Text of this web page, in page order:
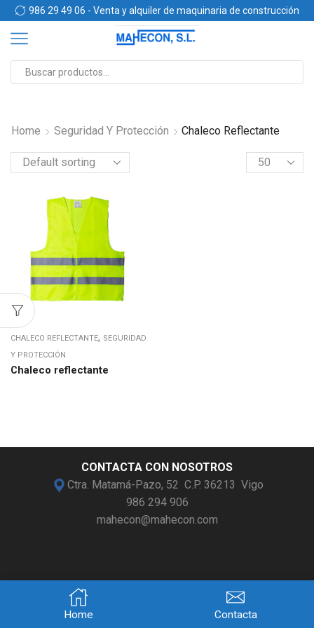
986 29 49 06 - Venta y alquiler de maquinaria de construcción
Home Seguridad Y Protección Chaleco Reflectante
CHALECO REFLECTANTE, SEGURIDAD
Y PROTECCIÓN
Chaleco reflectante
CONTACTA CON NOSOTROS
Ctra. Matamá-Pazo, 52 C.P. 36213 Vigo
986 294 906
mahecon@mahecon.com
Aviso legal
Política de cookies
Condiciones de uso
Protección de datos
Home Contacta